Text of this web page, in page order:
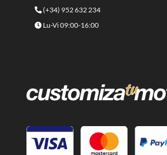
(+34) 952 632 234
Lu-Vi 09:00-16:00